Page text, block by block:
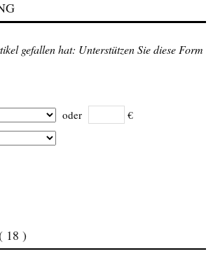
gefallen hat: Unterstützen Sie diese Form
oder €
18 )